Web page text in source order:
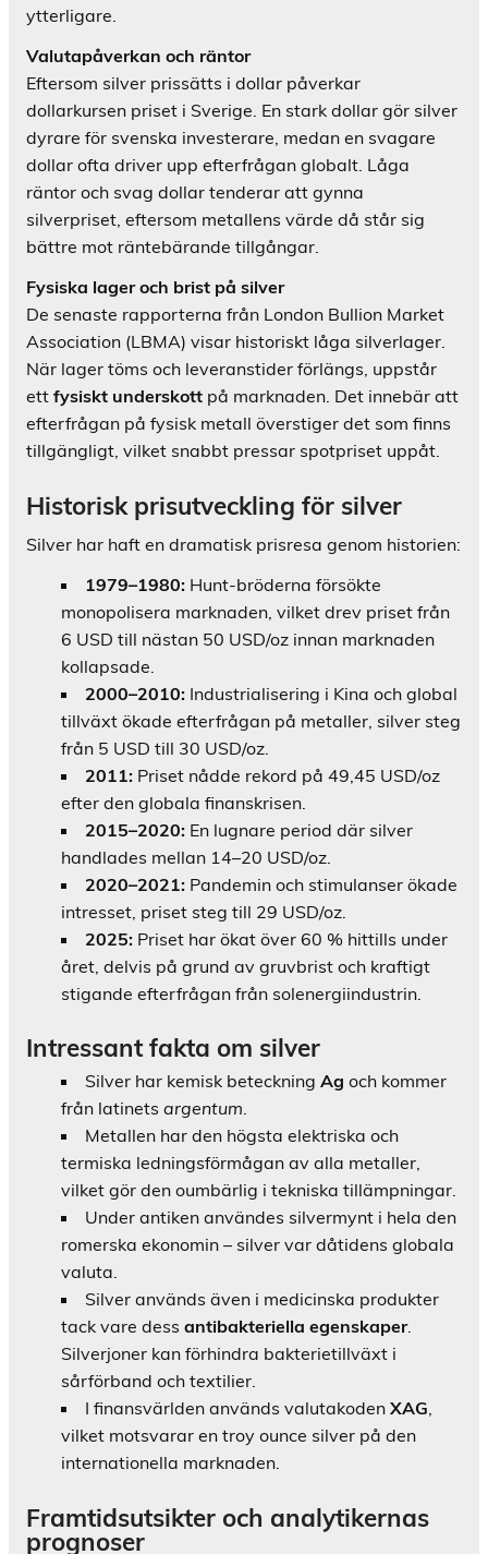
ytterligare.
Valutapåverkan och räntor
Eftersom silver prissätts i dollar påverkar
dollarkursen priset i Sverige. En stark dollar gör silver
dyrare för svenska investerare, medan en svagare
dollar ofta driver upp efterfrågan globalt. Låga
räntor och svag dollar tenderar att gynna
silverpriset, eftersom metallens värde då står sig
bättre mot räntebärande tillgångar.
Fysiska lager och brist på silver
De senaste rapporterna från London Bullion Market
Association (LBMA) visar historiskt låga silverlager.
När lager töms och leveranstider förlängs, uppstår
ett fysiskt underskott på marknaden. Det innebär att
efterfrågan på fysisk metall överstiger det som finns
tillgängligt, vilket snabbt pressar spotpriset uppåt.
Historisk prisutveckling för silver
Silver har haft en dramatisk prisresa genom historien:
1979–1980: Hunt-bröderna försökte
monopolisera marknaden, vilket drev priset från
6 USD till nästan 50 USD/oz innan marknaden
kollapsade.
2000–2010: Industrialisering i Kina och global
tillväxt ökade efterfrågan på metaller, silver steg
från 5 USD till 30 USD/oz.
2011: Priset nådde rekord på 49,45 USD/oz
efter den globala finanskrisen.
2015–2020: En lugnare period där silver
handlades mellan 14–20 USD/oz.
2020–2021: Pandemin och stimulanser ökade
intresset, priset steg till 29 USD/oz.
2025: Priset har ökat över 60 % hittills under
året, delvis på grund av gruvbrist och kraftigt
stigande efterfrågan från solenergiindustrin.
Intressant fakta om silver
Silver har kemisk beteckning Ag och kommer
från latinets argentum.
Metallen har den högsta elektriska och
termiska ledningsförmågan av alla metaller,
vilket gör den oumbärlig i tekniska tillämpningar.
Under antiken användes silvermynt i hela den
romerska ekonomin – silver var dåtidens globala
valuta.
Silver används även i medicinska produkter
tack vare dess antibakteriella egenskaper.
Silverjoner kan förhindra bakterietillväxt i
sårförband och textilier.
I finansvärlden används valutakoden XAG,
vilket motsvarar en troy ounce silver på den
internationella marknaden.
Framtidsutsikter och analytikernas
prognoser